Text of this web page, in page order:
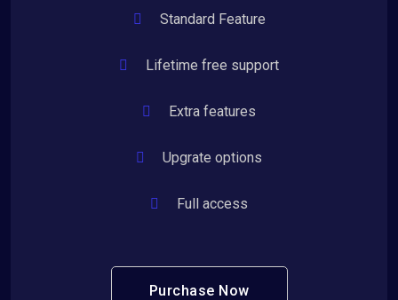
Standard Feature
Lifetime free support
Extra features
Upgrate options
Full access
Purchase Now